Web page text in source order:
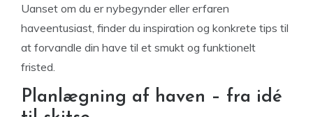
Uanset om du er nybegynder eller erfaren
haveentusiast, finder du inspiration og konkrete tips til
at forvandle din have til et smukt og funktionelt
fristed.
Planlægning af haven – fra idé